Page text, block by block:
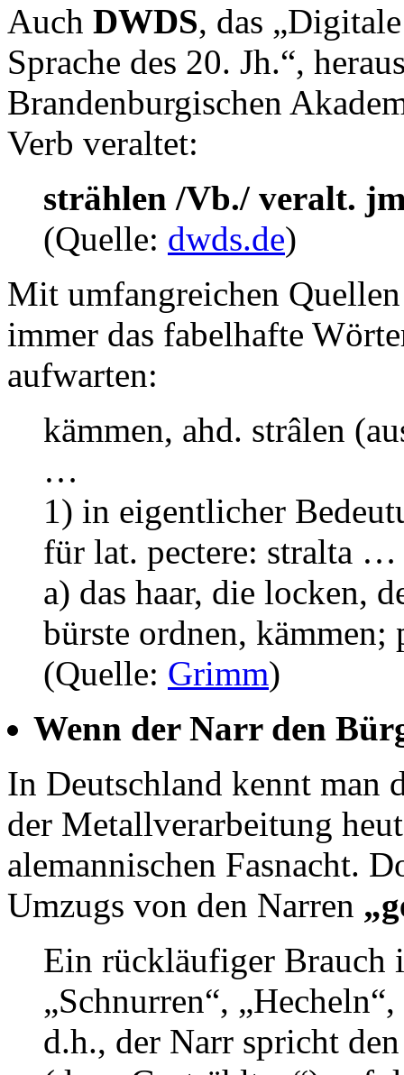
Auch DWDS, das
Sprache des 20. Jh.“,
Brandenburgischen
Verb veraltet:
strählen /Vb./ veralt.
(Quelle: dwds.de)
Mit umfangreichen
immer das fabelhafte
aufwarten:
kämmen, ahd. strâlen
…
1) in eigentlicher
für lat. pectere: stralta …
a) das haar, die locken,
bürste ordnen, kämmen;
(Quelle: Grimm)
Wenn der Narr den
In Deutschland kennt man
der Metallverarbeitung
alemannischen Fasnacht.
Umzugs von den Narren
Ein rückläufiger Brauch
„Schnurren“,
d.h., der Narr spricht